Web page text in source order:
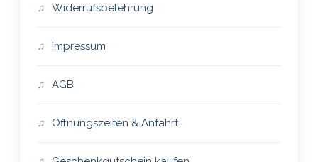
Widerrufsbelehrung
Impressum
AGB
Öffnungszeiten & Anfahrt